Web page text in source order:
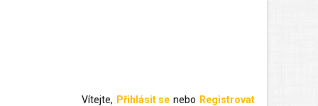
Vítejte, Přihlásit se nebo Registrovat